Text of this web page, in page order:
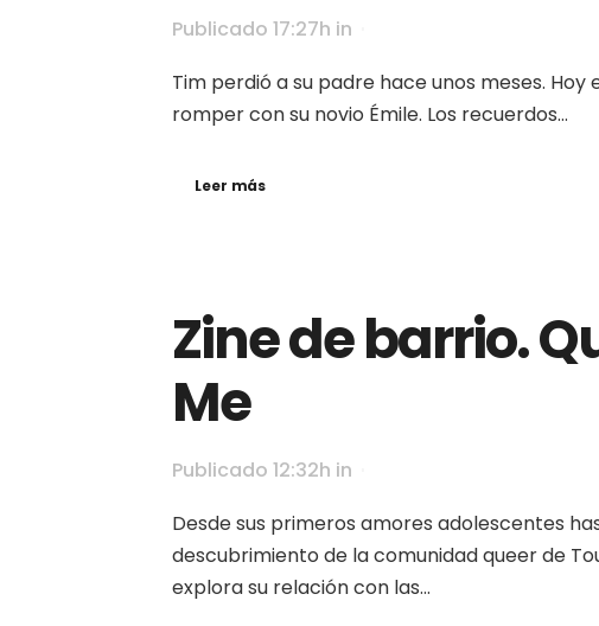
Publicado 17:27h in
Tim perdió a su padre hace unos meses. Hoy
romper con su novio Émile. Los recuerdos...
Leer más
Zine de barrio.
Me
Publicado 12:32h in
Desde sus primeros amores adolescentes
descubrimiento de la comunidad queer de
explora su relación con las...